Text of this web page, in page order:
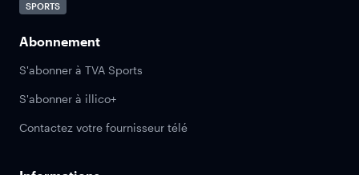
SPORTS
Abonnement
S'abonner à TVA Sports
S'abonner à illico+
Contactez votre fournisseur télé